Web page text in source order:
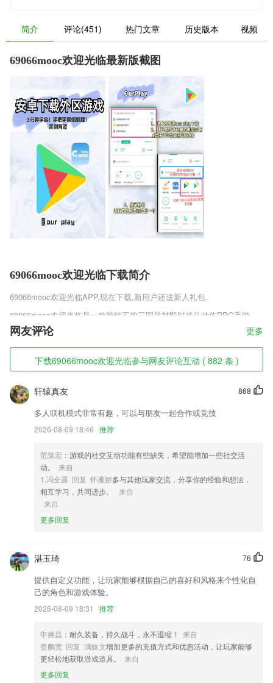
简介 评论(451) 热门文章 历史版本 视频
69066mooc欢迎光临最新版截图
69066mooc欢迎光临下载简介
69066mooc欢迎光临APP,现在下载,新用户还送新人礼包.
69066mooc欢迎光临是一款最纯正的三国题材即时战斗动作RPG手游，
游戏将带你进入一个燃情的三国世界，恢弘大气的战斗场景，让你内心的
战斗欲望被彻底的触发，各种各样的神兵利器，玩家可以任意的打造，炫
酷的技能特效，白兵齐鸣，还有各种各样的红颜知己，自由的选择，喜欢
乱世魔君安卓正版v5.1.2这款游戏的玩家千万不要错过!
69066mooc欢迎光临软件特色
1,每期英文版重磅,封面候选把目光放长远一些,大思路能帮你打开视野,真
正为大战略做准备
2,每天冥想10分钟，获得前所未有的宁静放松。
3,《经典之旅》可以帮助小朋友发现学习的兴趣方向。App采用游戏化学
习模式，小朋友跟随每位大师学习之后，将获得通关认证，此后可以选择
自己想学的专业分支和心仪的导师。
4,邀请专业医师入驻，可以随时解决2265用户的健康问题，还可以在线预
5,【资料库】项目资料随时查看；
69066mooc欢迎光临软件优势
1.操作超级方便而且很实用的编程工具；
2.控制小车进行S弯行驶。
4.每天都会实时为你分享一些好句子，你可以每天记忆积累。
5.·根据日语讲解课程，点播就能马上观看课程
6.★汇集各种科目，根据你的学习情况自由选择，大量视频课程免费学习
网友评论 更多
下载69066mooc欢迎光临参与网友评论互动 ( 882 条 )
868
轩辕真友
多人联机模式非常有趣，可以与朋友一起合作或竞技
2026-08-09 18:46 推荐
范策宏 ：游戏的社交互动功能有些缺失，希望能增加一些社交活
动。
来自
1.冯全露 回复 怀雁娇多与其他玩家交流，分享你的经验和想法，
相互学习，共同进步。
来自
来自
更多回复
76
湛玉琦
提供自定义功能，让玩家能够根据自己的喜好和风格来个性化自
己的角色和游戏体验。
2026-08-09 18:31 推荐
申爽昌 ：耐久装备，持久战斗，永不退缩！
来自
娄鹏宽 回复 满妹文增加更多的充值方式和优惠活动，让玩家能够
更轻松地获取游戏道具。
来自
更多回复